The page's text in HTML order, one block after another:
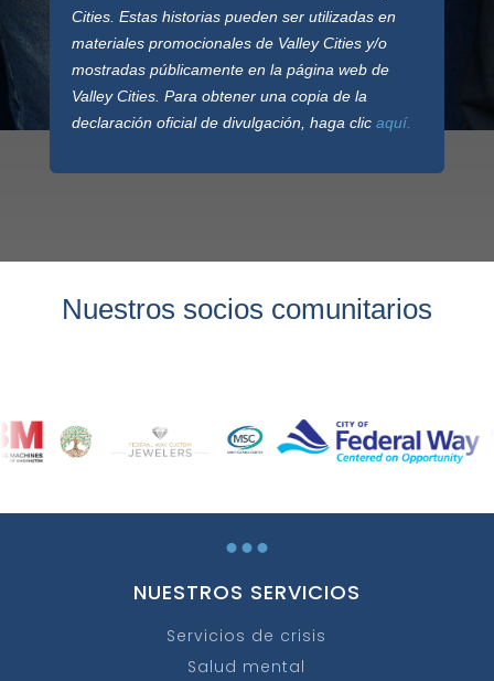
Cities. Estas historias pueden ser utilizadas en
materiales promocionales de Valley Cities y/o
mostradas públicamente en la página web de
Valley Cities. Para obtener una copia de la
declaración oficial de divulgación, haga clic aquí.
Nuestros socios comunitarios
...
NUESTROS SERVICIOS
Servicios de crisis
Salud mental